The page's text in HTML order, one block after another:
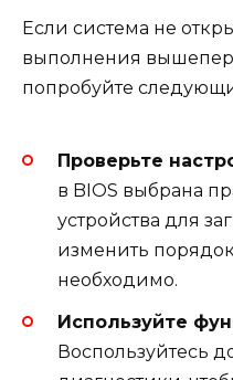
Если система не
выполнения
попробуйте
Проверьте
в BIOS выбрана
устройства для
изменить порядок
необходимо.
Используйте
Воспользуйтесь